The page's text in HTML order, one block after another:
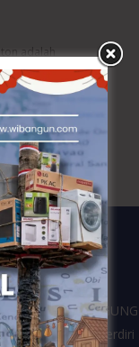
adalah
Desain
CV. WIDIAGUNG
bangunan. Berdiri